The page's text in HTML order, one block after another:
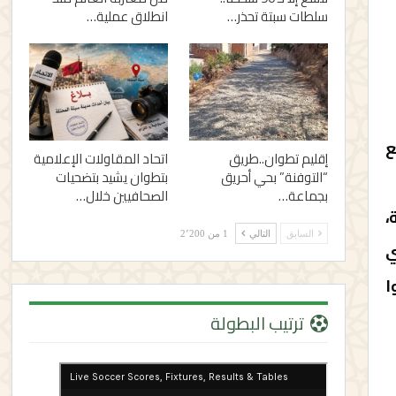
سلطات سبتة تحذر… انطلاق عملية…
إقليم تطوان..طريق
“التوفنة” بحي أحريق
بجماعة…
اتحاد المقاولات الإعلامية
بتطوان يشيد بتضحيات
الصحافيين خلال…
السابق التالي 1 من 2٬200
ترتيب البطولة